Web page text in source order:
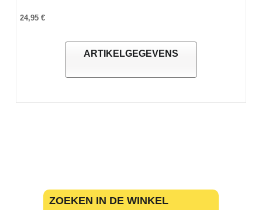
24,95 €
ARTIKELGEGEVENS
ZOEKEN IN DE WINKEL